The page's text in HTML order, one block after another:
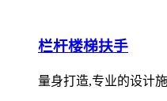
栏杆楼梯扶手
量身打造,专业的设计